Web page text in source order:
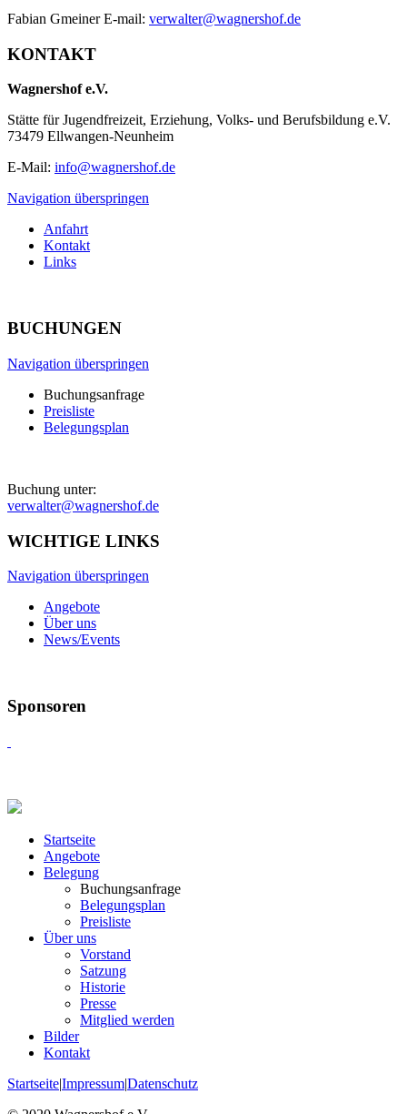
Fabian Gmeiner E-mail: verwalter@wagnershof.de
KONTAKT
Wagnershof e.V.
Stätte für Jugendfreizeit, Erziehung, Volks- und Berufsbildung e.V.
73479 Ellwangen-Neunheim
E-Mail: info@wagnershof.de
Navigation überspringen
Anfahrt
Kontakt
Links
BUCHUNGEN
Navigation überspringen
Buchungsanfrage
Preisliste
Belegungsplan
Buchung unter:
verwalter@wagnershof.de
WICHTIGE LINKS
Navigation überspringen
Angebote
Über uns
News/Events
Sponsoren
Startseite
Angebote
Belegung
Buchungsanfrage
Belegungsplan
Preisliste
Über uns
Vorstand
Satzung
Historie
Presse
Mitglied werden
Bilder
Kontakt
Startseite|Impressum|Datenschutz